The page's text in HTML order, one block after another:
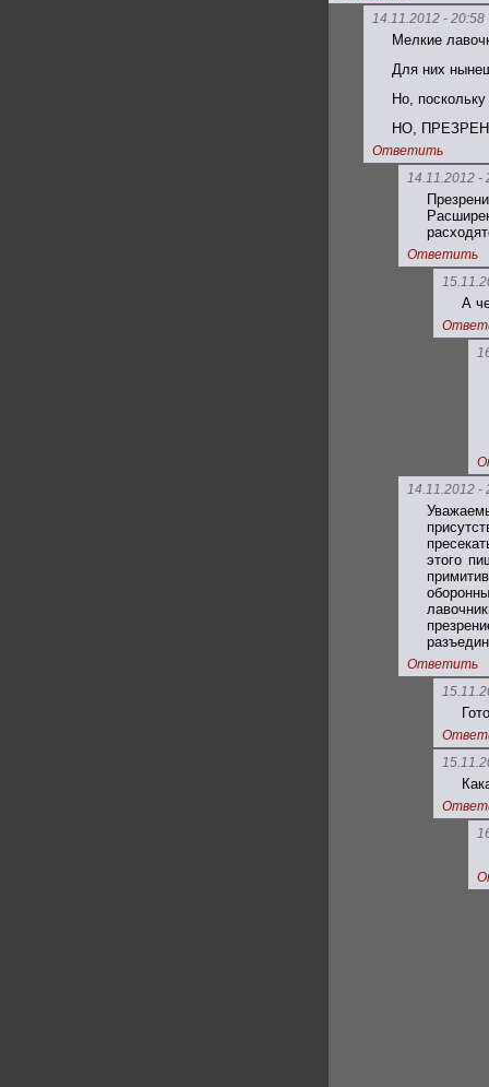
14.11.2012 - 20:58
Мелкие
Для них
Но,
НО,
Ответить
14.11.2012 -
Ответить
А
14.11.2012 -
этого
Ответить